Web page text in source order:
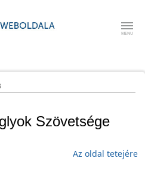
Szövetsége
Az oldal tetejére